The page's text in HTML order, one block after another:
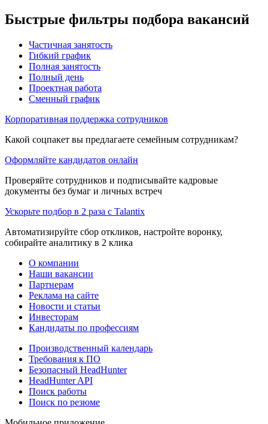
Быстрые фильтры подбора вакансий
Частичная занятость
Гибкий график
Полная занятость
Полный день
Проектная работа
Сменный график
Корпоративная поддержка сотрудников
Какой соцпакет вы предлагаете семейным сотрудникам?
Оформляйте кандидатов онлайн
Проверяйте сотрудников и подписывайте кадровые
документы без бумаг и личных встреч
Ускорьте подбор в 2 раза с Talantix
Автоматизируйте сбор откликов, настройте воронку,
собирайте аналитику в 2 клика
О компании
Наши вакансии
Партнерам
Реклама на сайте
Новости и статьи
Инвесторам
Кандидаты по профессиям
Производственный календарь
Требования к ПО
Безопасный HeadHunter
HeadHunter API
Поиск работы
Поиск по резюме